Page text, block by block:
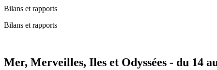
Bilans et rapports
Bilans et rapports
Mer, Merveilles, Iles et Odyssées - du 14